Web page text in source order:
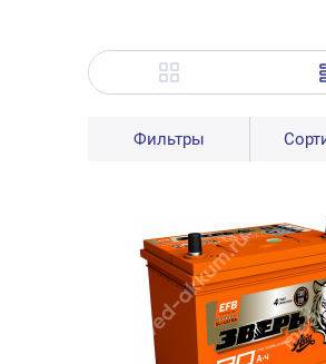
Фильтры